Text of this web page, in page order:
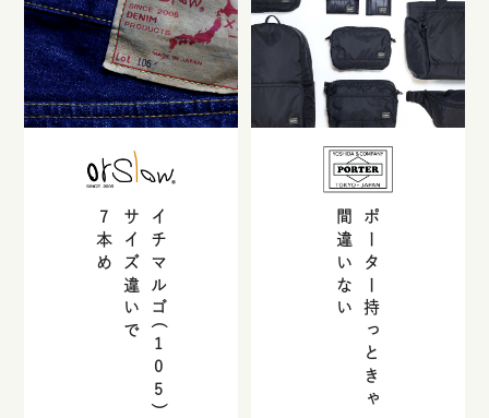
イチマルゴ(
105
)
サイズ違いで
7
本め ポーター持っときゃ
間違いない